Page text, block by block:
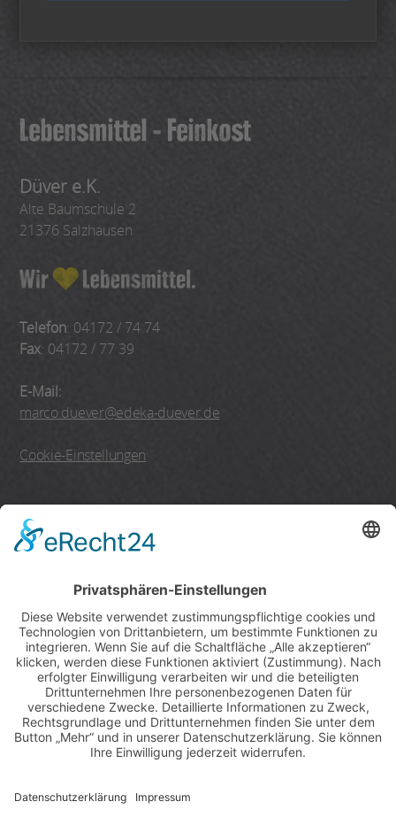
Düver e.K.
Alte Baumschule 2
21376 Salzhausen
Telefon: 04172 / 74 74
Fax: 04172 / 77 39
E-Mail:
marco.duever@edeka-duever.de
Cookie-Einstellungen
einschließlich des
Von Allwörden Backshops
Montags - Samstags
8:00 - 20:00 Uhr
Postagentur
Mo. - Fr.: 8:00 - 18:00 Uhr
Samstags: 8:00 - 13:00 Uhr